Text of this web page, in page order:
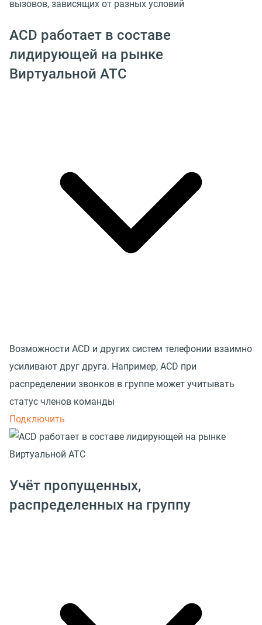
ACD работает в составе
лидирующей на рынке
Виртуальной АТС
Возможности ACD и других систем телефонии взаимно
усиливают друг друга. Например, ACD при
распределении звонков в группе может учитывать
статус членов команды
Подключить
Учёт пропущенных,
распределенных на группу